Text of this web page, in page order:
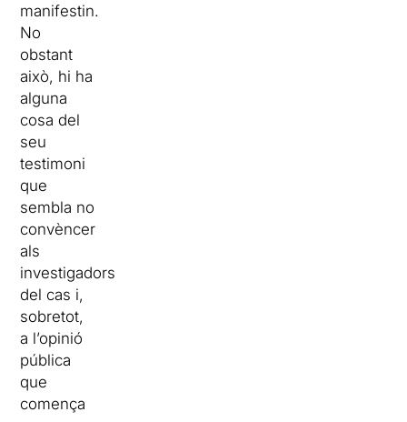
manifestin.
No
obstant
això, hi ha
alguna
cosa del
seu
testimoni
que
sembla no
convèncer
als
investigadors
del cas i,
sobretot,
a l’opinió
pública
que
comença